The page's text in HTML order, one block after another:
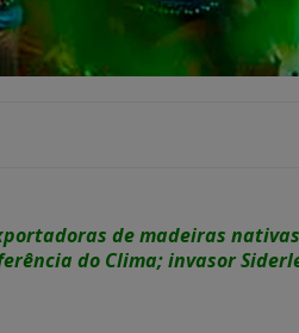
de madeiras
do Clima; invasor